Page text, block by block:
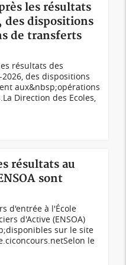
les résultats
des dispositions
de transferts
résultats des
des dispositions
aux&nbsp;opérations
Direction des Ecoles,
résultats au
sont
d'entrée à l'École
d'Active (ENSOA)
sur le site
le